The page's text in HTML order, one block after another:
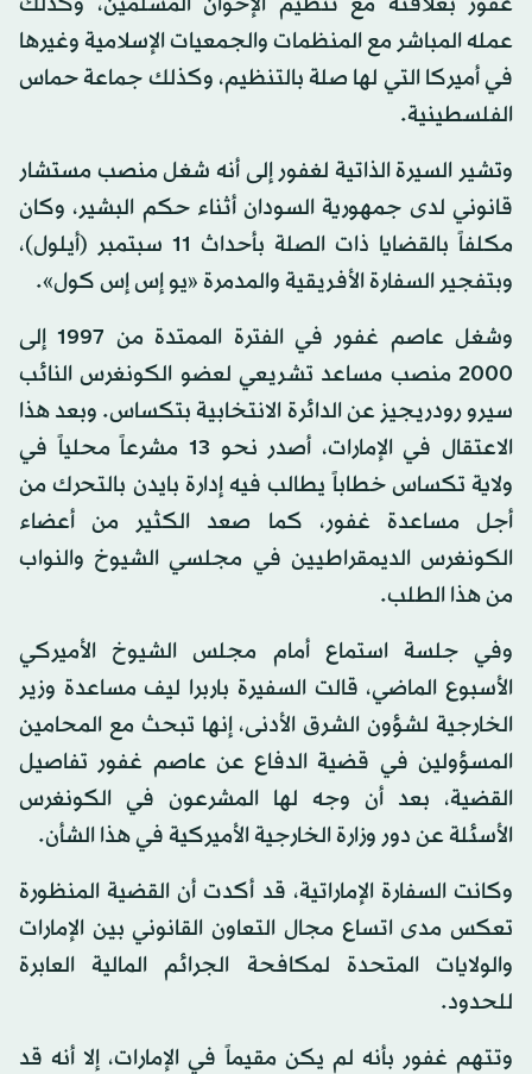
عمله المباشر مع المنظمات والجمعيات الإسلامية وغيرها
في أميركا التي لها صلة بالتنظيم، وكذلك جماعة حماس
الفلسطينية.
وتشير السيرة الذاتية لغفور إلى أنه شغل منصب مستشار
قانوني لدى جمهورية السودان أثناء حكم البشير، وكان
مكلفاً بالقضايا ذات الصلة بأحداث 11 سبتمبر (أيلول)،
وبتفجير السفارة الأفريقية والمدمرة «يو إس إس كول».
وشغل عاصم غفور في الفترة الممتدة من 1997 إلى
2000 منصب مساعد تشريعي لعضو الكونغرس النائب
سيرو رودريجيز عن الدائرة الانتخابية بتكساس. وبعد هذا
الاعتقال في الإمارات، أصدر نحو 13 مشرعاً محلياً في
ولاية تكساس خطاباً يطالب فيه إدارة بايدن بالتحرك من
أجل مساعدة غفور، كما صعد الكثير من أعضاء
الكونغرس الديمقراطيين في مجلسي الشيوخ والنواب
من هذا الطلب.
وفي جلسة استماع أمام مجلس الشيوخ الأميركي
الأسبوع الماضي، قالت السفيرة باربرا ليف مساعدة وزير
الخارجية لشؤون الشرق الأدنى، إنها تبحث مع المحامين
المسؤولين في قضية الدفاع عن عاصم غفور تفاصيل
القضية، بعد أن وجه لها المشرعون في الكونغرس
الأسئلة عن دور وزارة الخارجية الأميركية في هذا الشأن.
وكانت السفارة الإماراتية، قد أكدت أن القضية المنظورة
تعكس مدى اتساع مجال التعاون القانوني بين الإمارات
والولايات المتحدة لمكافحة الجرائم المالية العابرة
للحدود.
وتتهم غفور بأنه لم يكن مقيماً في الإمارات، إلا أنه قد